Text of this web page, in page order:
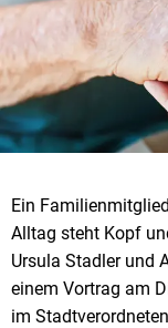
Ein
Alltag steht Kopf
Ursula Stadler und
einem Vortrag am
im